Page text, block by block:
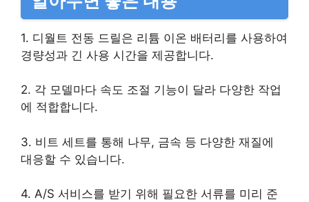
1. 디월트 전동 드릴은 리튬 이온 배터리를 사용하여
경량성과 긴 사용 시간을 제공합니다.
2. 각 모델마다 속도 조절 기능이 달라 다양한 작업
에 적합합니다.
3. 비트 세트를 통해 나무, 금속 등 다양한 재질에
대응할 수 있습니다.
4. A/S 서비스를 받기 위해 필요한 서류를 미리 준